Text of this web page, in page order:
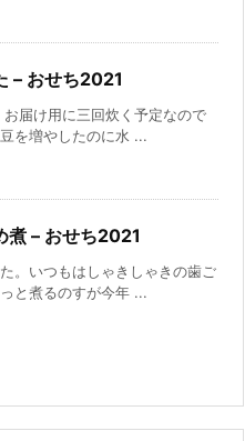
– おせち2021
届け用に三回炊く予定なので
を増やしたのに水 ...
煮 – おせち2021
。いつもはしゃきしゃきの歯ご
と煮るのすが今年 ...